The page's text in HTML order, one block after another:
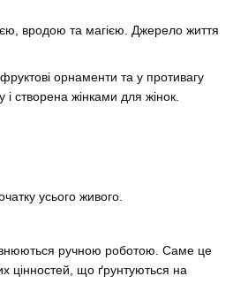
вродою та магією. Джерело життя
орнаменти та у противагу
і створена жінками для жінок.
усього живого.
ручною роботою. Саме це
цінностей, що ґрунтуються на